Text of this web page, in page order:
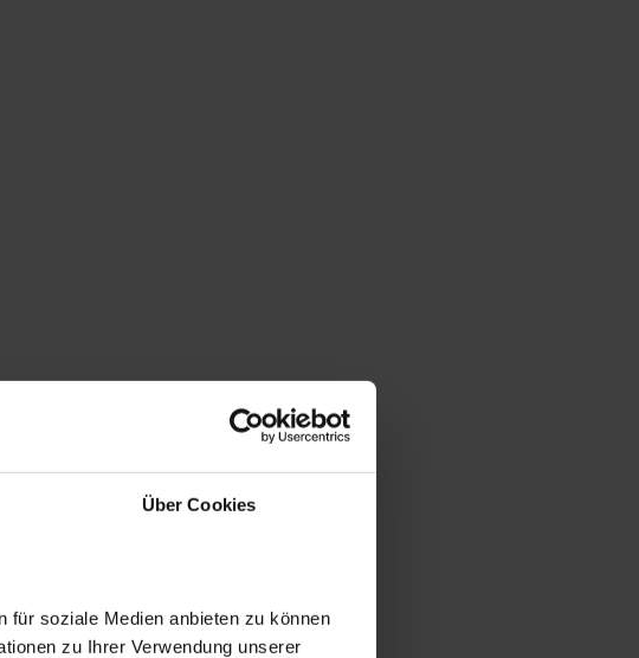
Über Cookies
für soziale Medien anbieten zu können
zu Ihrer Verwendung unserer